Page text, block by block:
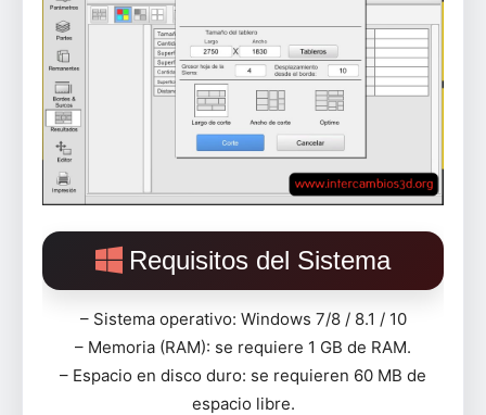
Requisitos del Sistema
– Sistema operativo: Windows 7/8 / 8.1 / 10
– Memoria (RAM): se requiere 1 GB de RAM.
– Espacio en disco duro: se requieren 60 MB de
espacio libre.